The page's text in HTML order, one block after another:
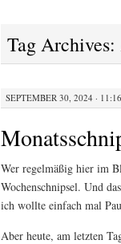
Tag Archives:
SEPTEMBER 30, 2024 · 11:16
Wer regelmäßig hier im
Wochenschnipsel. Und
ich wollte einfach mal
Aber heute, am letzten